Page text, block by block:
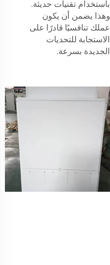
باستخدام تقنيات حديثة.
وهذا يضمن أن يكون
عملك تنافسيًا قادرًا على
الاستجابة للتحديات
الجديدة بسرعة.